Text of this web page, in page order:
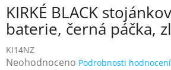
KIRKÉ BLACK
baterie, černá páčka,
KI14NZ
Průměrné
Neohodnoceno Podrobnosti hodnocení